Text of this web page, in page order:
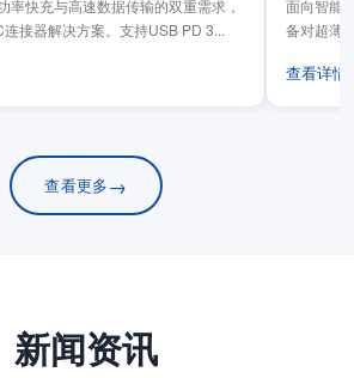
率快充与高速数据传输的双重需求，
接器解决方案。支持USB PD 3...
面向智能
备对超薄
查看详
查看更多→
新闻资讯